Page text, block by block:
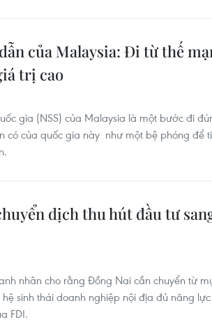
của Malaysia: Đi từ thế
trị cao
gia (NSS) của Malaysia là một bước đi
có của quốc gia này như một bệ phóng để
dịch thu hút đầu tư
nhân cho rằng Đồng Nai cần chuyển từ
sinh thái doanh nghiệp nội địa đủ năng
FDI.